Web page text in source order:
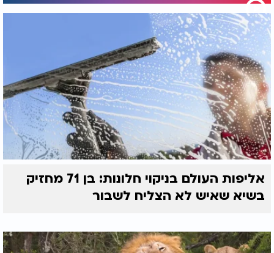
אליפות העולם בניקוי חלונות: בן 71 מחזיק
בשיא שאיש לא הצליח לשבור